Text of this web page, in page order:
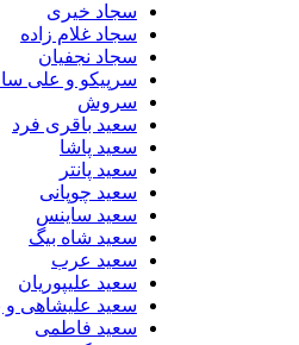
سجاد خیری
سجاد غلام زاده
سجاد نجفیان
سرپیکو و علی سان
سروش
سعید باقری فرد
سعید پاشا
سعید پانتر
سعید چوپانی
سعید ساینس
سعید شاه بیگ
سعید عرب
سعید علیپوریان
سعید علیشاهی و بتسابه
سعید فاطمی